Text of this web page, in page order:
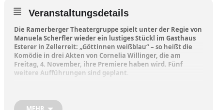
Veranstaltungsdetails
Die Ramerberger Theatergruppe spielt unter der Regie von
Manuela Scherfler wieder ein lustiges Stückl im Gasthaus
Esterer in Zellerreit: „Göttinnen weißblau“ – so heißt die
Komödie in drei Akten von Cornelia Willinger, die am
Freitag, 4. November, ihre Premiere haben wird. Fünf
weitere Aufführungen sind geplant.